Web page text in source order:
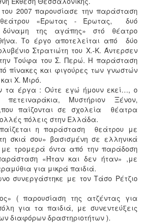
2007 παρουσίασε την παράσταση
«Έρωτας - Έρωτας, δυό
δύναμη της αγάπης» στό θέατρο
Το έργο αποτελείται από δύο
Στρατιώτη του Χ.-Κ. Άντερσεν
την Τούφα του Σ. Περώ. Η παράσταση
πίνακες και φιγούρες των γνωστών
Χ. Μιρό.
τα έργα : Ούτε εγώ ήμουν εκεί…, ο
Μυστήριον Ξένον,
παίζονται σε σχολεία θέατρα
πόλεις στην Ελλάδα.
η παράσταση θεάτρου με
σκιά σου» βασισμένη σε ελληνικά
τρομερά όντα από την παράδοση
«Ήταν και δεν ήταν» ,με
για μικρά παιδιά.
συνεργάστηκε με τον Τάσο Ρέτζιο
( παρουσίαση της ατζέντας για
για τα παιδιά, με συνεντεύξεις
διαφόρων δραστηριοτήτων ).